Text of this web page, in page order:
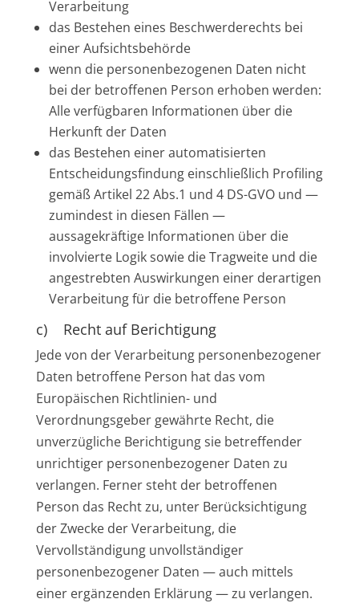
Verarbeitung
das Bestehen eines Beschwerderechts bei
einer Aufsichtsbehörde
wenn die personenbezogenen Daten nicht
bei der betroffenen Person erhoben werden:
Alle verfügbaren Informationen über die
Herkunft der Daten
das Bestehen einer automatisierten
Entscheidungsfindung einschließlich Profiling
gemäß Artikel 22 Abs.1 und 4 DS-GVO und —
zumindest in diesen Fällen —
aussagekräftige Informationen über die
involvierte Logik sowie die Tragweite und die
angestrebten Auswirkungen einer derartigen
Verarbeitung für die betroffene Person
c) Recht auf Berichtigung
Jede von der Verarbeitung personenbezogener
Daten betroffene Person hat das vom
Europäischen Richtlinien- und
Verordnungsgeber gewährte Recht, die
unverzügliche Berichtigung sie betreffender
unrichtiger personenbezogener Daten zu
verlangen. Ferner steht der betroffenen
Person das Recht zu, unter Berücksichtigung
der Zwecke der Verarbeitung, die
Vervollständigung unvollständiger
personenbezogener Daten — auch mittels
einer ergänzenden Erklärung — zu verlangen.